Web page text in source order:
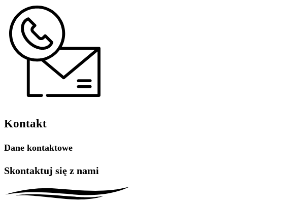
Kontakt
Dane kontaktowe
Skontaktuj się z nami